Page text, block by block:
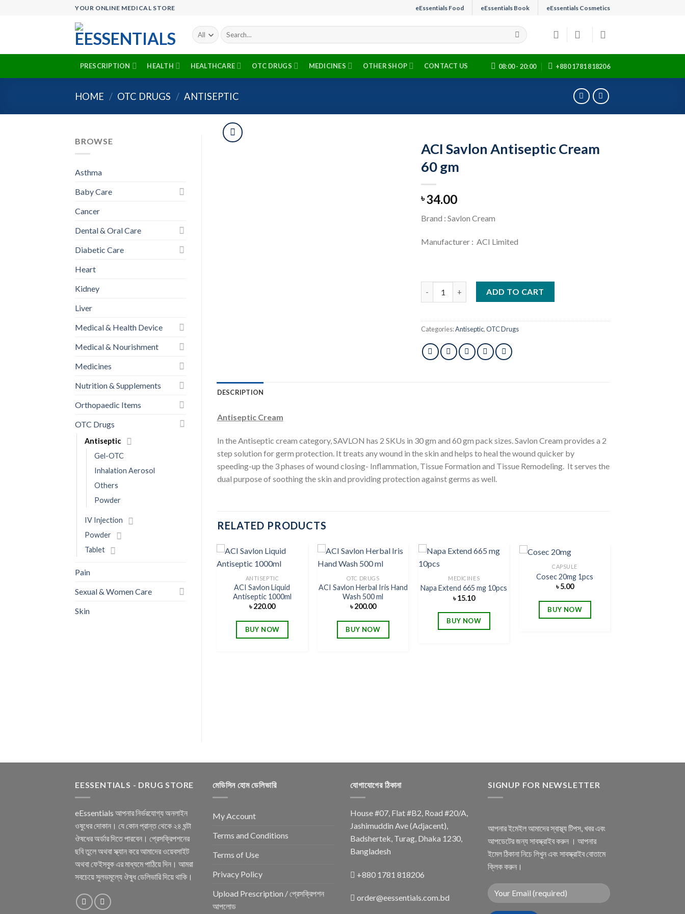
YOUR ONLINE MEDICAL STORE eEssentials Food eEssentials Book eEssentials Cosmetics
Search
for:
PRESCRIPTION HEALTH HEALTHCARE OTC DRUGS MEDICINES OTHER SHOP CONTACT US 08:00 - 20:00 +880 1781 818206
HOME / OTC DRUGS / ANTISEPTIC
BROWSE
Asthma
Baby Care
Cancer
Dental & Oral Care
Diabetic Care
Heart
Kidney
Liver
Medical & Health Device
Medical & Nourishment
Medicines
Nutrition & Supplements
Orthopaedic Items
OTC Drugs
Antiseptic
Gel-OTC
Inhalation Aerosol
Others
Powder
IV Injection
Powder
Tablet
Pain
Sexual & Women Care
Skin
ACI Savlon Antiseptic Cream
60 gm
৳34.00
Brand : Savlon Cream
Manufacturer : ACI Limited
ACI Savlon Antiseptic Cream 60 gm quantity
ADD TO CART
Categories:Antiseptic,OTC Drugs
DESCRIPTION
Antiseptic Cream
In the Antiseptic cream category, SAVLON has 2 SKUs in 30 gm and 60 gm pack sizes. Savlon Cream provides a 2
step solution for germ protection. It treats any wound in the skin and helps to heal the wound quicker by
speeding-up the 3 phases of wound closing- Inflammation, Tissue Formation and Tissue Remodeling. It serves the
dual purpose of soothing the skin and providing protection against germs as well.
RELATED PRODUCTS
Add to
wishlist
ANTISEPTIC
ACI Savlon Liquid
Antiseptic 1000ml
৳220.00
BUY NOW
Add to
wishlist
OTC DRUGS
ACI Savlon Herbal Iris Hand
Wash 500 ml
৳200.00
BUY NOW
Add to
MEDICINES
Napa Extend 665 mg 10pcs
৳15.10
BUY NOW
CAPSULE
Cosec 20mg 1pcs
৳5.00
BUY NOW
Add to
Savlon Hand Rub 250 ml
Add to
EESSENTIALS - DRUG STORE
eEssentials আপনার নির্ভরযোগ্য অনলাইন
ওষুধের দোকান। যে কোন প্রান্ত থেকে ২৪ ঘন্টা
ঔষধের অর্ডার দিতে পারবেন। প্রেসক্রিপশনের
ছবি তুলে অথবা স্ক্যান করে আমাদের ওয়েবসাইট
অথবা ফেইসবুক এর মাধ্যমে পাঠিয়ে দিন। আমরা
সবচেয়ে সুলভমূল্যে ঔষুধ ডেলিভারি দিয়ে থাকি।
মেডিসিন হোম ডেলিভারি
My Account
Terms and Conditions
Terms of Use
Privacy Policy
Upload Prescription / প্রেসক্রিপশন
আপলোড
যোগাযোগের ঠিকানা
House #07, Flat #B2, Road #20/A,
Jashimuddin Ave (Adjacent),
Badshertek, Turag, Dhaka 1230,
Bangladesh
+880 1781 818206
order@eessentials.com.bd
SIGNUP FOR NEWSLETTER
আপনার ইমেইল আমাদের স্বাস্থ্য টিপস, খবর এবং
আপডেটের জন্য সাবস্ক্রাইব করুন । আপনার
ইমেল ঠিকানা নিচে লিখুন এবং সাবস্ক্রাইব বোতামে
ক্লিক করুন।